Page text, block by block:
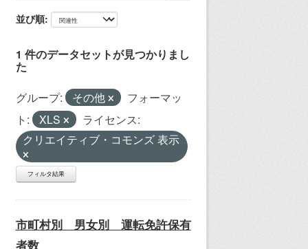
並び順
1 件のデータセットが見つかりまし
た
グループ: その他
フォーマッ
ト:
XLS
ライセンス:
クリエイティブ・コモンズ 表示
フィルタ結果
市町村別 男女別 運転免許保有
者数